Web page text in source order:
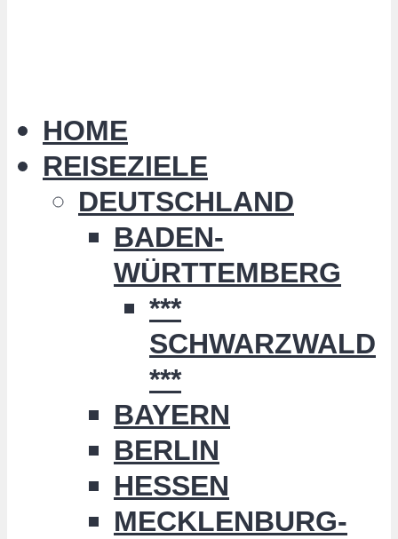
HOME
REISEZIELE
DEUTSCHLAND
BADEN-
WÜRTTEMBERG
***
SCHWARZWALD
***
BAYERN
BERLIN
HESSEN
MECKLENBURG-